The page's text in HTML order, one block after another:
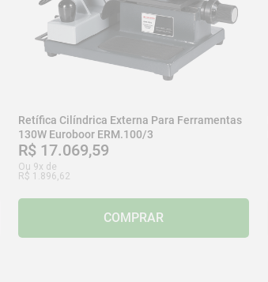
Retífica Cilíndrica Externa Para Ferramentas
130W Euroboor ERM.100/3
R$ 17.069,59
Ou 9x de
R$ 1 896 62
COMPRAR